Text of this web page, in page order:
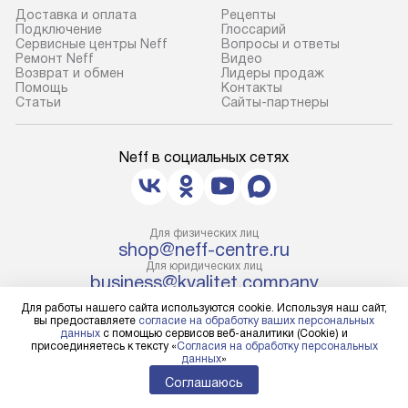
В оговоренный день служба
доставки доставит упакованный
прибор до подъезда. Если
требуется переместить прибор
предварительно уточните это
с менеджером. За данную услугу
взимается дополнительная плата.
прибора не позволяют пронести
чего через дверной проем,
то сотрудники транспортной
службы не могут демонтировать
дверцы, ручки или другие
выступающие элементы, так как это
может привести к отказу
в гарантийном ремонте в будущем.
предполагают
установленной
с проверкой по
подключается
Доставка и оплата
Подключение
Сервисные центры Neff
Ремонт Neff
Возврат и обмен
Помощь
Статьи
Рецепты
Глоссарий
Вопросы и ответы
Видео
Лидеры продаж
Контакты
Сайты-партнеры
Neff в социальных сетях
Для физических лиц
shop@neff-centre.ru
Для юридических лиц
business@kvalitet.company
НАПИСАТЬ РУКОВОДСТВУ
Политика конфиденциальности
Условия продажи
Для работы нашего сайта используются cookie. Используя наш сайт,
вы предоставляете согласие на обработку ваших персональных
данных с помощью сервисов веб-аналитики (Cookie) и
присоединяетесь к тексту «Согласия на обработку персональных
данных»
Соглашаюсь